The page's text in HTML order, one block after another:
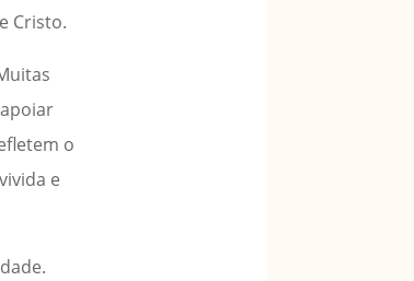
Cristo.
o
e